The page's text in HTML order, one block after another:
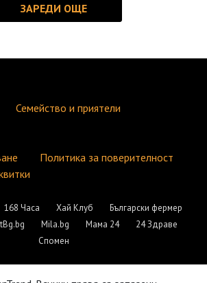
Семейство и приятели
Политика за поверителност
168 Часа Хай Клуб
Български фермер
Mila.bg Мама 24
24 Здраве
Спомен